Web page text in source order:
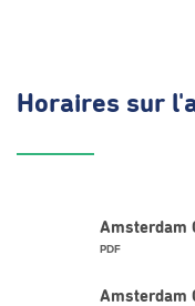
Horaires sur
Amsterdam
PDF
Amsterdam